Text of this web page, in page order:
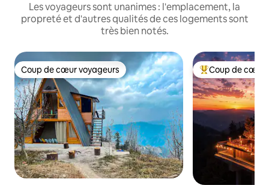
Les voyageurs sont unanimes : l'emplacement, la
propreté et d'autres qualités de ces logements sont
très bien notés.
Coup de cœur voyageurs
Coup de cœur voyageurs Coup de cœur
Coup de cœur